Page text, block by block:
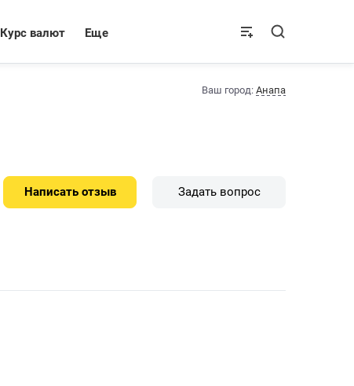
Курс валют Еще
Ваш город: Анапа
Написать отзыв Задать вопрос